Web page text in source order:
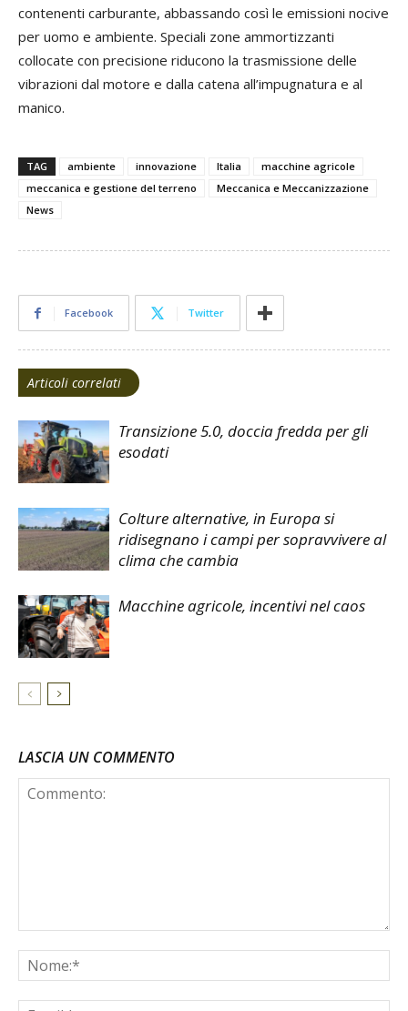
contenenti carburante, abbassando così le emissioni nocive
per uomo e ambiente. Speciali zone ammortizzanti
collocate con precisione riducono la trasmissione delle
vibrazioni dal motore e dalla catena all’impugnatura e al
manico.
TAG ambiente innovazione Italia
macchine agricole
meccanica e gestione del terreno
Meccanica e Meccanizzazione
News
Facebook Twitter
Articoli correlati
Transizione 5.0, doccia fredda per gli
esodati
Colture alternative, in Europa si
ridisegnano i campi per sopravvivere al
clima che cambia
Macchine agricole, incentivi nel caos
LASCIA UN COMMENTO